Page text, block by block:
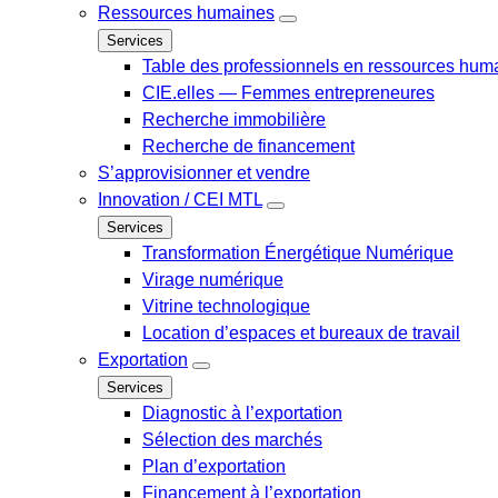
Ressources humaines
Services
Table des professionnels en ressources
CIE.elles — Femmes entrepreneures
Recherche immobilière
Recherche de financement
S’approvisionner et vendre
Innovation / CEI MTL
Services
Transformation Énergétique Numérique
Virage numérique
Vitrine technologique
Location d’espaces et bureaux de travail
Exportation
Services
Diagnostic à l’exportation
Sélection des marchés
Plan d’exportation
Financement à l’exportation